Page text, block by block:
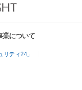
業について
ティ24」